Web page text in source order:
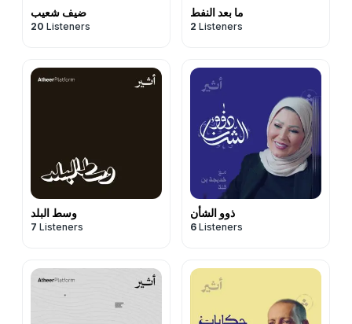
ضيف شعيب
20 Listeners
ما بعد النفط
2 Listeners
وسط البلد
7 Listeners
ذوو الشأن
6 Listeners